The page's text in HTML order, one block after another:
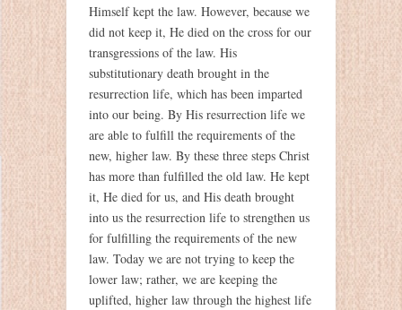
Himself kept the law. However, because we
did not keep it, He died on the cross for our
transgressions of the law. His
substitutionary death brought in the
resurrection life, which has been imparted
into our being. By His resurrection life we
are able to fulfill the requirements of the
new, higher law. By these three steps Christ
has more than fulfilled the old law. He kept
it, He died for us, and His death brought
into us the resurrection life to strengthen us
for fulfilling the requirements of the new
law. Today we are not trying to keep the
lower law; rather, we are keeping the
uplifted, higher law through the highest life